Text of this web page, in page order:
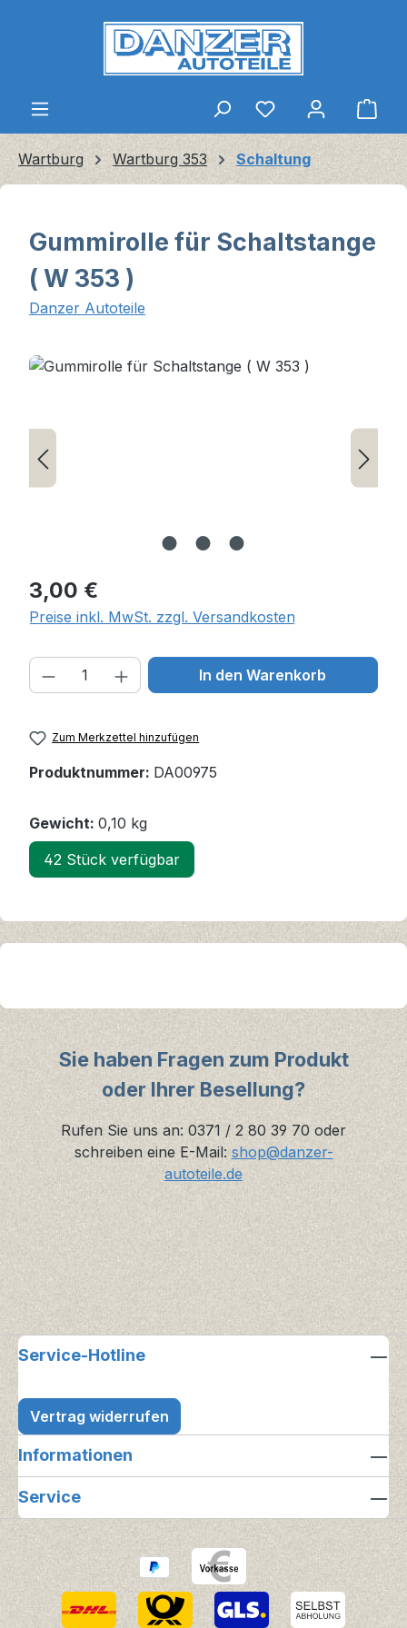
Zum Hauptinhalt springen
Wartburg Wartburg 353 Schaltung
Gummirolle für Schaltstange
( W 353 )
Danzer Autoteile
Bildergalerie überspringen
Regulärer Preis:
3,00 €
Preise inkl. MwSt. zzgl. Versandkosten
Produkt Anzahl: Gib den
In den Warenkorb
Zum Merkzettel hinzufügen
Produktnummer: DA00975
Gewicht: 0,10 kg
42 Stück verfügbar
Sie haben Fragen zum Produkt
oder Ihrer Besellung?
Rufen Sie uns an: 0371 / 2 80 39 70 oder
schreiben eine E-Mail: shop@danzer-
autoteile.de
Service-Hotline
Vertrag widerrufen
Informationen
Service